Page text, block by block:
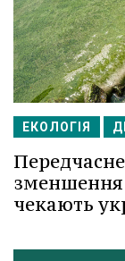
ЕКОЛОГІЯ
зменшення
чекають